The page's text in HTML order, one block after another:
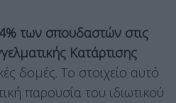
των σπουδαστών στις
Κατάρτισης
δομές. Το στοιχείο αυτό
παρουσία του ιδιωτικού